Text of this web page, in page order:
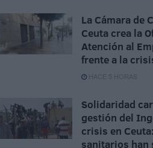
La Cámara de
Ceuta crea la
Atención al
frente a la
HACE 5 HORAS
Solidaridad
gestión del
crisis en
sanitarios han